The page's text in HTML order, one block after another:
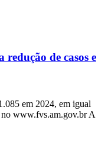
de casos e
em 2024, em igual
www.fvs.am.gov.br A